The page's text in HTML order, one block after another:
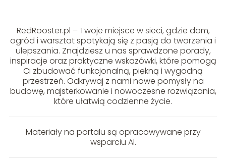
RedRooster.pl – Twoje miejsce w sieci, gdzie dom,
ogród i warsztat spotykają się z pasją do tworzenia i
ulepszania. Znajdziesz u nas sprawdzone porady,
inspiracje oraz praktyczne wskazówki, które pomogą
Ci zbudować funkcjonalną, piękną i wygodną
przestrzeń. Odkrywaj z nami nowe pomysły na
budowę, majsterkowanie i nowoczesne rozwiązania,
które ułatwią codzienne życie.
Materiały na portalu są opracowywane przy
wsparciu AI.